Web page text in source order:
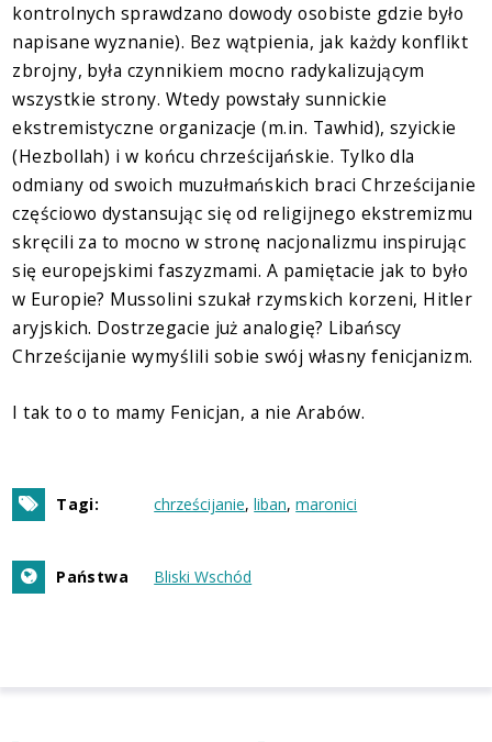
kontrolnych sprawdzano dowody osobiste gdzie było
napisane wyznanie). Bez wątpienia, jak każdy konflikt
zbrojny, była czynnikiem mocno radykalizującym
wszystkie strony. Wtedy powstały sunnickie
ekstremistyczne organizacje (m.in. Tawhid), szyickie
(Hezbollah) i w końcu chrześcijańskie. Tylko dla
odmiany od swoich muzułmańskich braci Chrześcijanie
częściowo dystansując się od religijnego ekstremizmu
skręcili za to mocno w stronę nacjonalizmu inspirując
się europejskimi faszyzmami. A pamiętacie jak to było
w Europie? Mussolini szukał rzymskich korzeni, Hitler
aryjskich. Dostrzegacie już analogię? Libańscy
Chrześcijanie wymyślili sobie swój własny fenicjanizm.
I tak to o to mamy Fenicjan, a nie Arabów.
Tagi: chrześcijanie liban maronici
Państwa Bliski Wschód